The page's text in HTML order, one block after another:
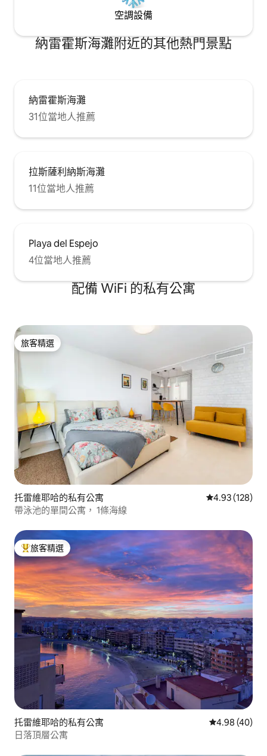
空調設備
納雷霍斯海灘附近的其他熱門景點
納雷霍斯海灘
31位當地人推薦
拉斯薩利納斯海灘
11位當地人推薦
Playa del Espejo
4位當地人推薦
配備 WiFi 的私有公寓
旅客精選
旅客精選
托雷維耶哈的私有公寓 從 128 則評價
4.93 (128)
帶泳池的單間公寓， 1條海線
旅客精選榜首
旅客精選
托雷維耶哈的私有公寓 從 40 則評價
4.98 (40)
日落頂層公寓